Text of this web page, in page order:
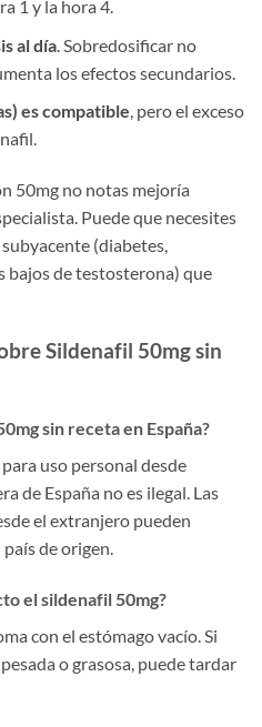
1 y la hora 4.
al día. Sobredosificar no
los efectos secundarios.
es compatible, pero el exceso
50mg no notas mejoría
Puede que necesites
(diabetes,
bajos de testosterona) que
Sildenafil 50mg sin
sin receta en España?
uso personal desde
de España no es ilegal. Las
el extranjero pueden
de origen.
el sildenafil 50mg?
con el estómago vacío. Si
o grasosa, puede tardar